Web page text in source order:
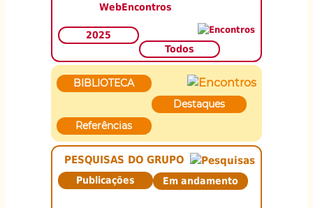
WebEncontros
2025
Todos
BIBLIOTECA
Destaques
Referências
PESQUISAS DO GRUPO
Publicações Em andamento